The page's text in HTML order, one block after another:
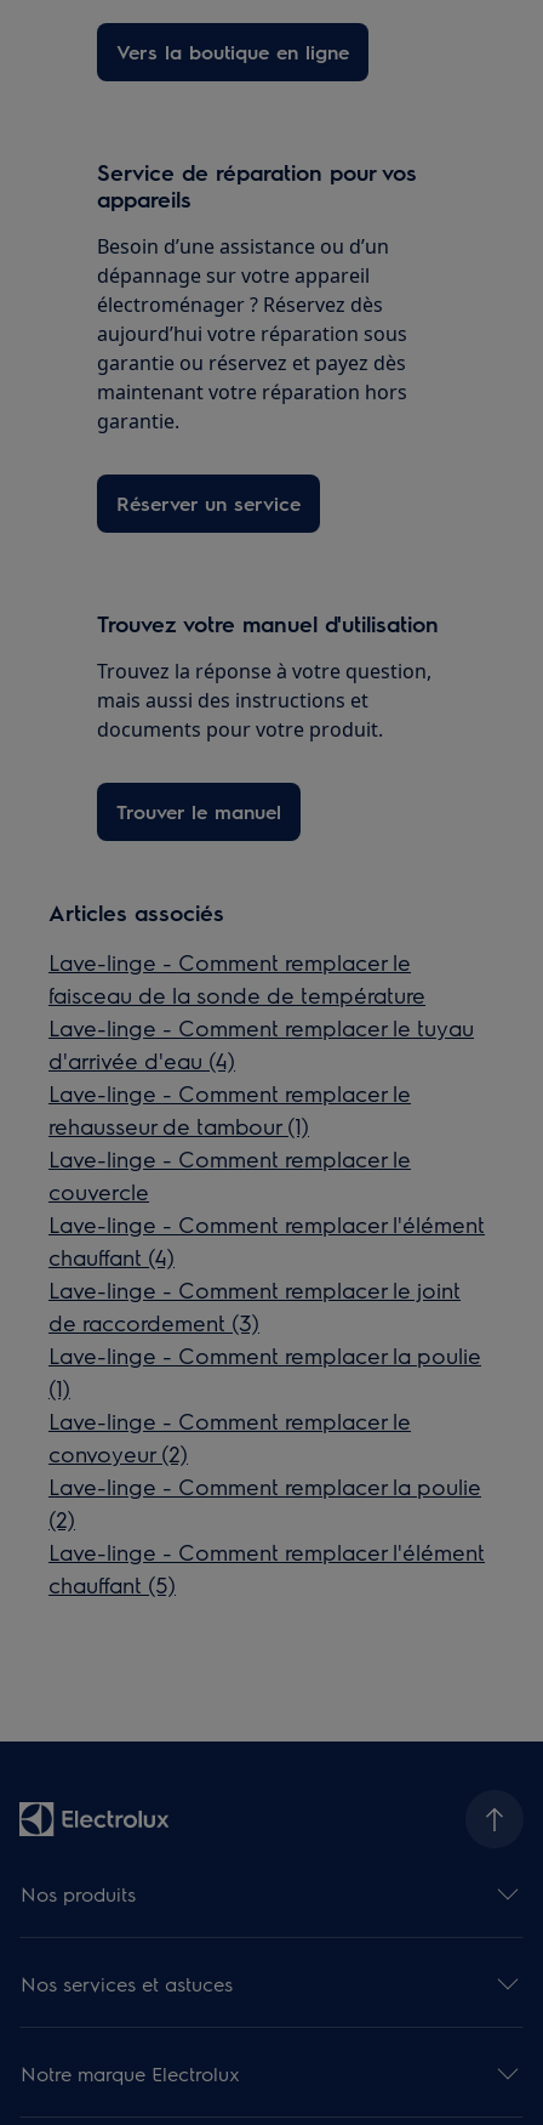
Vers la boutique en ligne
Service de réparation pour vos
appareils
Besoin d’une assistance ou d’un
dépannage sur votre appareil
électroménager ? Réservez dès
aujourd’hui votre réparation sous
garantie ou réservez et payez dès
maintenant votre réparation hors
garantie.
Réserver un service
Trouvez votre manuel d'utilisation
Trouvez la réponse à votre question,
mais aussi des instructions et
documents pour votre produit.
Trouver le manuel
Articles associés
Lave-linge - Comment remplacer le
faisceau de la sonde de température
Lave-linge - Comment remplacer le tuyau
d'arrivée d'eau (4)
Lave-linge - Comment remplacer le
rehausseur de tambour (1)
Lave-linge - Comment remplacer le
couvercle
Lave-linge - Comment remplacer l'élément
chauffant (4)
Lave-linge - Comment remplacer le joint
de raccordement (3)
Lave-linge - Comment remplacer la poulie
(1)
Lave-linge - Comment remplacer le
convoyeur (2)
Lave-linge - Comment remplacer la poulie
(2)
Lave-linge - Comment remplacer l'élément
chauffant (5)
Nos produits
Nos services et astuces
Notre marque Electrolux